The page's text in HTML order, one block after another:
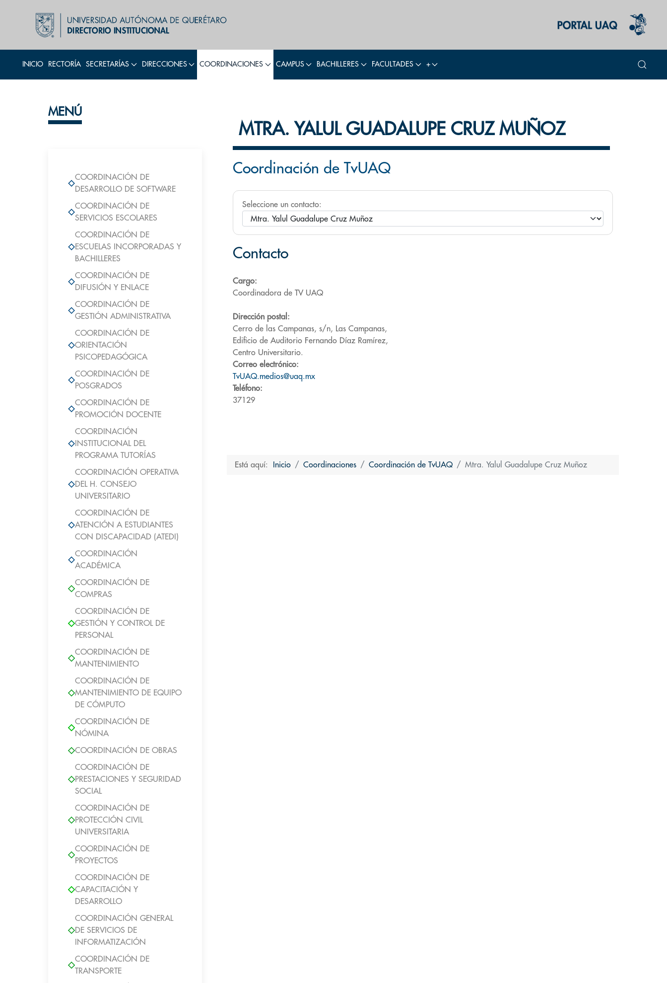
INICIO RECTORÍA SECRETARÍAS DIRECCIONES COORDINACIONES CAMPUS BACHILLERES FACULTADES +
MENÚ
COORDINACIÓN DE
DESARROLLO DE SOFTWARE
COORDINACIÓN DE
SERVICIOS ESCOLARES
COORDINACIÓN DE
ESCUELAS INCORPORADAS Y
BACHILLERES
COORDINACIÓN DE
DIFUSIÓN Y ENLACE
COORDINACIÓN DE
GESTIÓN ADMINISTRATIVA
COORDINACIÓN DE
ORIENTACIÓN
PSICOPEDAGÓGICA
COORDINACIÓN DE
POSGRADOS
COORDINACIÓN DE
PROMOCIÓN DOCENTE
COORDINACIÓN
INSTITUCIONAL DEL
PROGRAMA TUTORÍAS
COORDINACIÓN OPERATIVA
DEL H. CONSEJO
UNIVERSITARIO
COORDINACIÓN DE
ATENCIÓN A ESTUDIANTES
CON DISCAPACIDAD (ATEDI)
COORDINACIÓN
ACADÉMICA
COORDINACIÓN DE
COMPRAS
COORDINACIÓN DE
GESTIÓN Y CONTROL DE
PERSONAL
COORDINACIÓN DE
MANTENIMIENTO
COORDINACIÓN DE
MANTENIMIENTO DE EQUIPO
DE CÓMPUTO
COORDINACIÓN DE
NÓMINA
COORDINACIÓN DE OBRAS
COORDINACIÓN DE
PRESTACIONES Y SEGURIDAD
SOCIAL
COORDINACIÓN DE
PROTECCIÓN CIVIL
UNIVERSITARIA
COORDINACIÓN DE
PROYECTOS
COORDINACIÓN DE
CAPACITACIÓN Y
DESARROLLO
COORDINACIÓN GENERAL
DE SERVICIOS DE
INFORMATIZACIÓN
COORDINACIÓN DE
TRANSPORTE
MTRA. YALUL GUADALUPE CRUZ MUÑOZ
Coordinación de TvUAQ
Seleccione un contacto:
Contacto
Cargo:
Coordinadora de TV UAQ
Dirección postal:
Cerro de las Campanas, s/n, Las Campanas,
Edificio de Auditorio Fernando Díaz Ramírez,
Centro Universitario.
Correo electrónico:
TvUAQ.medios@uaq.mx
Teléfono:
37129
Está aquí: Inicio Coordinaciones Coordinación de TvUAQ Mtra. Yalul Guadalupe Cruz Muñoz